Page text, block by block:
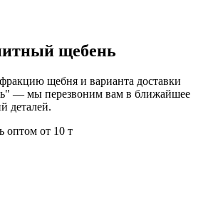
щебень
щебня и варианта доставки
— мы перезвоним вам в ближайшее
деталей.
оптом от 10 т